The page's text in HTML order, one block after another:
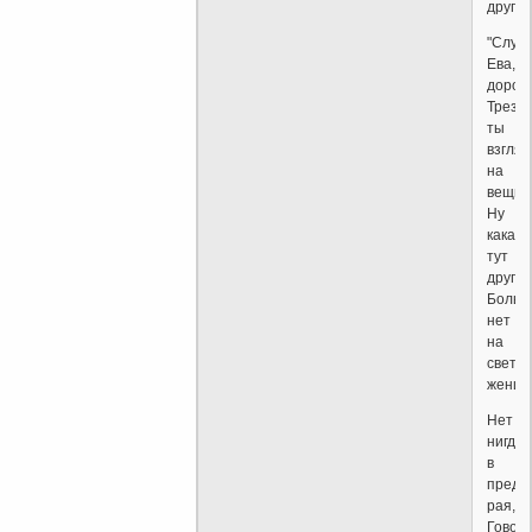
Ева,
Трезво
ты
на
вещи:
Ну
какая
тут
нет
на
свете
Нет
нигде
в
рая,